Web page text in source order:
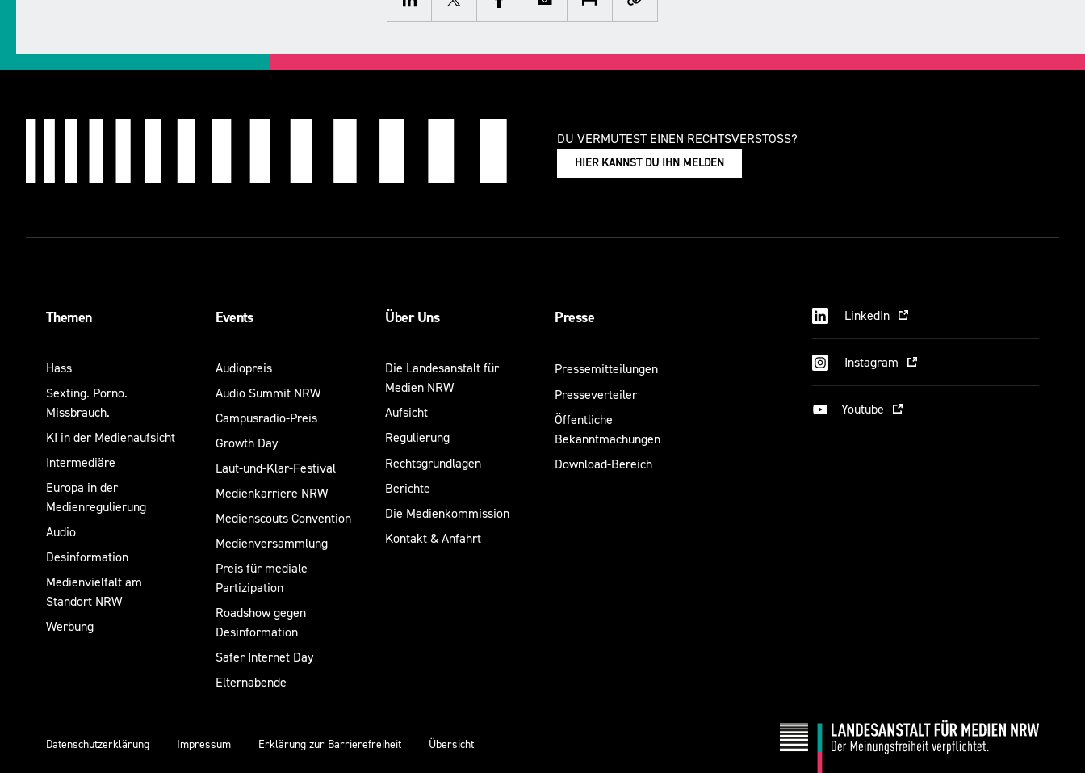
DU VERMUTEST EINEN RECHTSVERSTOSS?
HIER KANNST DU IHN MELDEN
Themen
Hass
Sexting. Porno.
Missbrauch.
KI in der Medienaufsicht
Intermediäre
Europa in der
Medienregulierung
Audio
Desinformation
Medienvielfalt am
Standort NRW
Werbung
Events
Audiopreis
Audio Summit NRW
Campusradio-Preis
Growth Day
Laut-und-Klar-Festival
Medienkarriere NRW
Medienscouts Convention
Medienversammlung
Preis für mediale
Partizipation
Roadshow gegen
Desinformation
Safer Internet Day
Elternabende
Über Uns
Die Landesanstalt für
Medien NRW
Aufsicht
Regulierung
Rechtsgrundlagen
Berichte
Die Medienkommission
Kontakt & Anfahrt
Presse
Pressemitteilungen
Presseverteiler
Öffentliche
Bekanntmachungen
Download-Bereich
LinkedIn
Instagram
Youtube
Datenschutzerklärung Impressum Erklärung zur Barrierefreiheit Übersicht